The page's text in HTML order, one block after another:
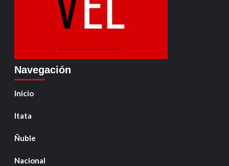
Navegación
Inicio
Itata
Ñuble
Nacional